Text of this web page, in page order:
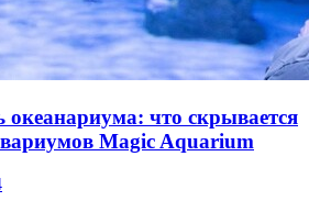
что скрывается
Magic Aquarium